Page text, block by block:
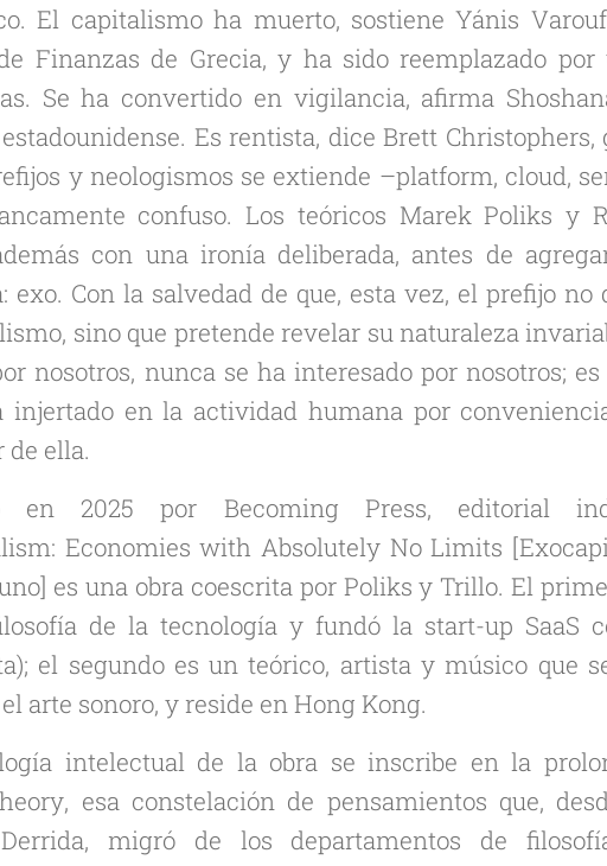
El capitalismo ha muerto, sostiene Yánis
Finanzas de Grecia, y ha sido reemplazado
Se ha convertido en vigilancia, afirma
Es rentista, dice Brett
y neologismos se extiende –platform, cloud,
confuso. Los teóricos Marek Poliks y
con una ironía deliberada, antes de
exo. Con la salvedad de que, esta vez, el prefijo
sino que pretende revelar su naturaleza
nosotros, nunca se ha interesado por nosotros;
injertado en la actividad humana por
ella.
en 2025 por Becoming Press, editorial
Economies with Absolutely No Limits
es una obra coescrita por Poliks y Trillo. El
de la tecnología y fundó la start-up SaaS
el segundo es un teórico, artista y músico que
arte sonoro, y reside en Hong Kong.
intelectual de la obra se inscribe en la
, esa constelación de pensamientos que,
migró de los departamentos de